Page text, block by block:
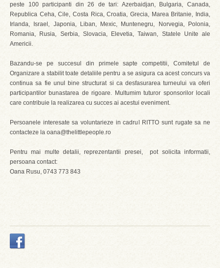
peste 100 participanti din 26 de tari: Azerbaidjan, Bulgaria, Canada,
Republica Ceha, Cile, Costa Rica, Croatia, Grecia, Marea Britanie, India,
Irlanda, Israel, Japonia, Liban, Mexic, Muntenegru, Norvegia, Polonia,
Romania, Rusia, Serbia, Slovacia, Elevetia, Taiwan, Statele Unite ale
Americii.
Bazandu-se pe succesul din primele sapte competitii, Comitetul de
Organizare a stabilit toate detaliile pentru a se asigura ca acest concurs va
continua sa fie unul bine structurat si ca desfasurarea turneului va oferi
participantilor bunastarea de rigoare. Multumim tuturor sponsorilor locali
care contribuie la realizarea cu succes ai acestui eveniment.
Persoanele interesate sa voluntarieze in cadrul RITTO sunt rugate sa ne
contacteze la oana@thelittlepeople.ro
Pentru mai multe detalii, reprezentantii presei, pot solicita informatii,
persoana contact:
Oana Rusu, 0743 773 843